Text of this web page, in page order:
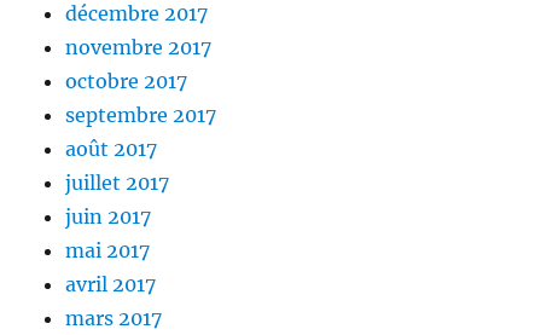
décembre 2017
novembre 2017
octobre 2017
septembre 2017
août 2017
juillet 2017
juin 2017
mai 2017
avril 2017
mars 2017